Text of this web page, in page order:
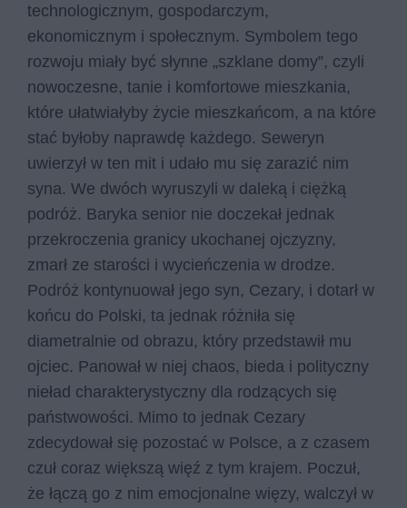
technologicznym, gospodarczym,
ekonomicznym i społecznym. Symbolem tego
rozwoju miały być słynne „szklane domy”, czyli
nowoczesne, tanie i komfortowe mieszkania,
które ułatwiałyby życie mieszkańcom, a na które
stać byłoby naprawdę każdego. Seweryn
uwierzył w ten mit i udało mu się zarazić nim
syna. We dwóch wyruszyli w daleką i ciężką
podróż. Baryka senior nie doczekał jednak
przekroczenia granicy ukochanej ojczyzny,
zmarł ze starości i wycieńczenia w drodze.
Podróż kontynuował jego syn, Cezary, i dotarł w
końcu do Polski, ta jednak różniła się
diametralnie od obrazu, który przedstawił mu
ojciec. Panował w niej chaos, bieda i polityczny
nieład charakterystyczny dla rodzących się
państwowości. Mimo to jednak Cezary
zdecydował się pozostać w Polsce, a z czasem
czuł coraz większą więź z tym krajem. Poczuł,
że łączą go z nim emocjonalne więzy, walczył w